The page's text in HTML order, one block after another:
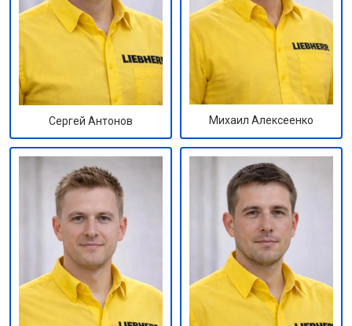
Сергей Антонов Михаил Алексеенко